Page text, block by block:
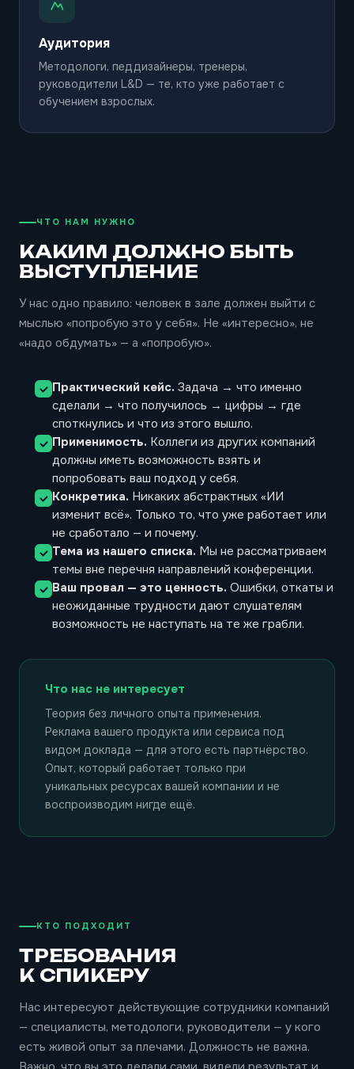
Аудитория
Методологи, педдизайнеры, тренеры,
руководители L&D — те, кто уже работает с
обучением взрослых.
ЧТО НАМ НУЖНО
КАКИМ ДОЛЖНО БЫТЬ
ВЫСТУПЛЕНИЕ
У нас одно правило: человек в зале должен выйти с
мыслью «попробую это у себя». Не «интересно», не
«надо обдумать» — а «попробую».
Практический кейс. Задача → что именно
сделали → что получилось → цифры → где
споткнулись и что из этого вышло.
Применимость. Коллеги из других компаний
должны иметь возможность взять и
попробовать ваш подход у себя.
Конкретика. Никаких абстрактных «ИИ
изменит всё». Только то, что уже работает или
не сработало — и почему.
Тема из нашего списка. Мы не рассматриваем
темы вне перечня направлений конференции.
Ваш провал — это ценность. Ошибки, откаты и
неожиданные трудности дают слушателям
возможность не наступать на те же грабли.
Что нас не интересует
Теория без личного опыта применения.
Реклама вашего продукта или сервиса под
видом доклада — для этого есть партнёрство.
Опыт, который работает только при
уникальных ресурсах вашей компании и не
воспроизводим нигде ещё.
КТО ПОДХОДИТ
ТРЕБОВАНИЯ
К СПИКЕРУ
Нас интересуют действующие сотрудники компаний
— специалисты, методологи, руководители — у кого
есть живой опыт за плечами. Должность не важна.